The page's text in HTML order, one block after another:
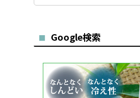
Google検索